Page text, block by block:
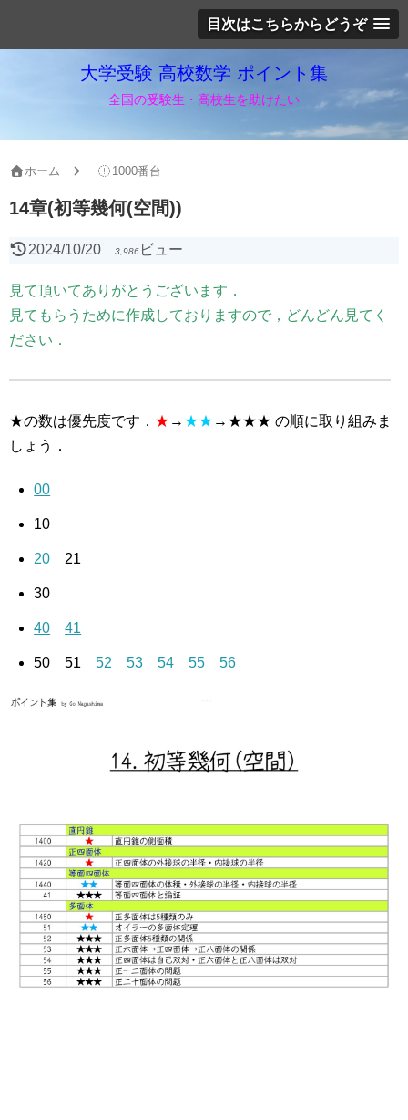
目次はこちらからどうぞ
大学受験 高校数学 ポイント集
全国の受験生・高校生を助けたい
ホーム 1000番台
14章(初等幾何(空間))
2024/10/20 3,986ビュー
見て頂いてありがとうございます．
見てもらうために作成しておりますので，どんどん見てく
ださい．
★の数は優先度です． ★ → ★★ →★★★ の順に取り組みま
しょう．
00
10
20 21
30
40 41
50 5152 53 54 55 56